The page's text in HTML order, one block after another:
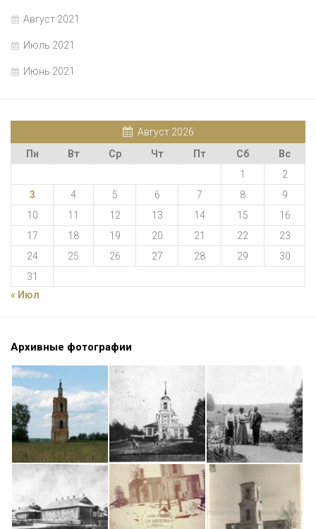
Август 2021
Июль 2021
Июнь 2021
Август 2026
Пн
Вт Ср Чт Пт Сб
Вс
1
2
3
4 5 6 7 8
9
10
11 12 13 14 15
16
17
18 19 20 21 22
23
24
25 26 27 28 29
30
31
« Июл
Архивные фотографии